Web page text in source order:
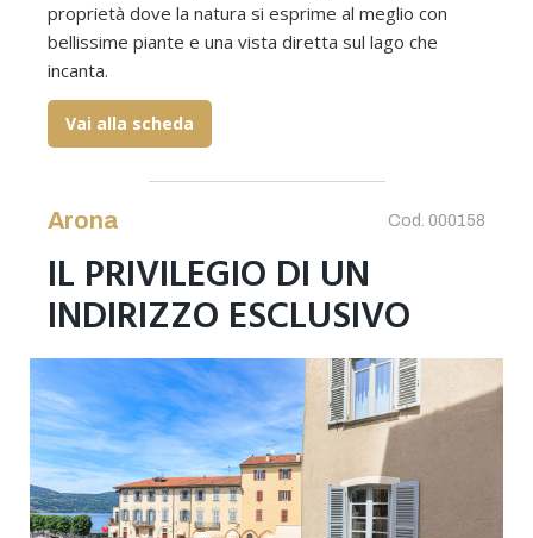
proprietà dove la natura si esprime al meglio con
bellissime piante e una vista diretta sul lago che
incanta.
Vai alla scheda
Arona Cod. 000158
IL PRIVILEGIO DI UN
INDIRIZZO ESCLUSIVO